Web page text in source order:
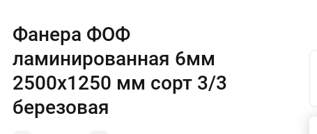
Фанера ФОФ
ламинированная 6мм
2500х1250 мм сорт 3/3
березовая